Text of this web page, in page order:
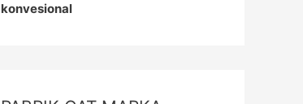
konvesional